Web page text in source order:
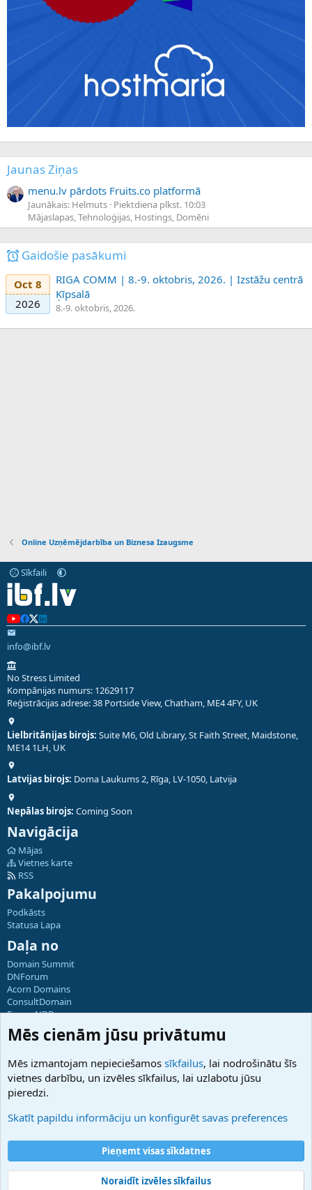
Jaunas Ziņas
menu.lv pārdots Fruits.co platformā
Jaunākais: Helmuts Piektdiena plkst. 10:03
Mājaslapas, Tehnoloģijas, Hostings, Domēni
Gaidošie pasākumi
Oct 8
2026
RIGA COMM | 8.-9. oktobris, 2026. | Izstāžu centrā
Ķīpsalā
8.-9. oktobris, 2026.
Online Uzņēmējdarbība un Biznesa Izaugsme
Sīkfaili
info@ibf.lv
No Stress Limited
Kompānijas numurs: 12629117
Reģistrācijas adrese: 38 Portside View, Chatham, ME4 4FY, UK
Lielbritānijas birojs: Suite M6, Old Library, St Faith Street, Maidstone,
ME14 1LH, UK
Latvijas birojs: Doma Laukums 2, Rīga, LV-1050, Latvija
Nepālas birojs: Coming Soon
Navigācija
Mājas
Vietnes karte
RSS
Pakalpojumu
Podkāsts
Statusa Lapa
Daļa no
Domain Summit
DNForum
Acorn Domains
ConsultDomain
ForumNDD
Domainforum.ro
27.be
Hostmaria
Atbalsts
Palīdzība
Noteikumi un nosacījumi
Privātuma politika
Mēs cienām jūsu privātumu
Mēs izmantojam nepieciešamos sīkfailus, lai nodrošinātu šīs
vietnes darbību, un izvēles sīkfailus, lai uzlabotu jūsu
pieredzi.
Skatīt papildu informāciju un konfigurēt savas preferences
Pieņemt visas sīkdatnes
Noraidīt izvēles sīkfailus